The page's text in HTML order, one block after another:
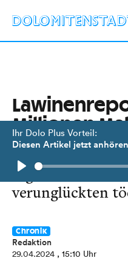
Ihr Dolo Plus Vorteil:
Diesen Artikel jetzt anhören
Play
Millionen
260
registriert.
verunglückten
Chronik
Redaktion
29.04.2024 , 15:10 Uhr